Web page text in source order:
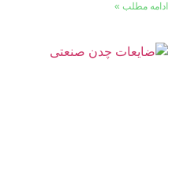
ادامه مطلب »